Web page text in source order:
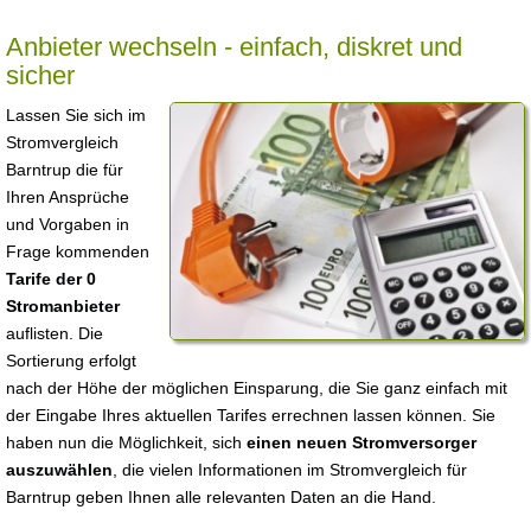
Anbieter wechseln - einfach, diskret und
sicher
Lassen Sie sich im
Stromvergleich
Barntrup die für
Ihren Ansprüche
und Vorgaben in
Frage kommenden
Tarife der 0
Stromanbieter
auflisten. Die
Sortierung erfolgt
nach der Höhe der möglichen Einsparung, die Sie ganz einfach mit
der Eingabe Ihres aktuellen Tarifes errechnen lassen können. Sie
haben nun die Möglichkeit, sich einen neuen Stromversorger
auszuwählen , die vielen Informationen im Stromvergleich für
Barntrup geben Ihnen alle relevanten Daten an die Hand.